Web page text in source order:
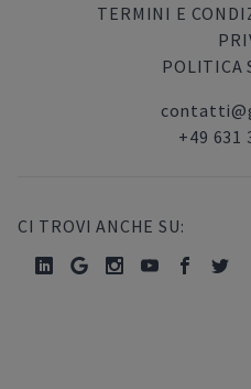
TERMINI E
POLITICA
+49 631
CI TROVI ANCHE SU: